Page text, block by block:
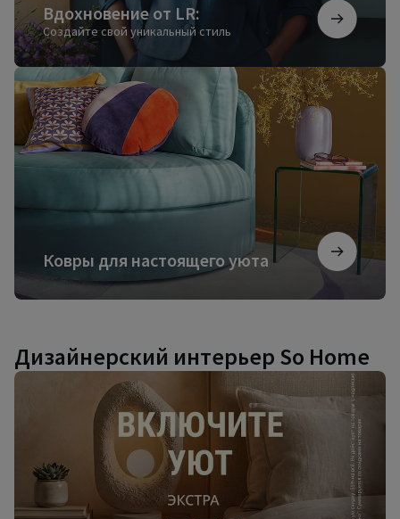
Вдохновение от LR:
Создайте свой уникальный стиль
Ковры для настоящего уюта
Ковры
для
настоящего
уюта
Дизайнерский интерьер So Home
Экстра